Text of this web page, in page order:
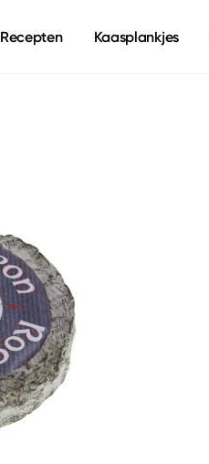
Recepten Kaasplankjes